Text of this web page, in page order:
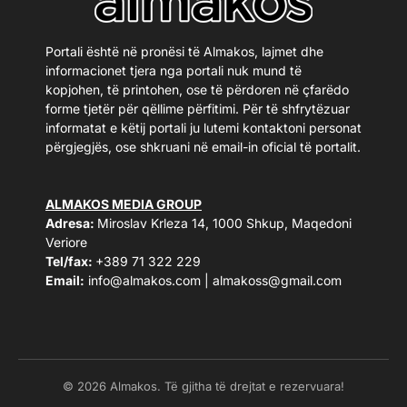
Portali është në pronësi të Almakos, lajmet dhe
informacionet tjera nga portali nuk mund të
kopjohen, të printohen, ose të përdoren në çfarëdo
forme tjetër për qëllime përfitimi. Për të shfrytëzuar
informatat e këtij portali ju lutemi kontaktoni personat
përgjegjës, ose shkruani në email-in oficial të portalit.
ALMAKOS MEDIA GROUP
Adresa: Miroslav Krleza 14, 1000 Shkup, Maqedoni
Veriore
Tel/fax: +389 71 322 229
Email: info@almakos.com almakoss@gmail.com
© 2026 Almakos. Të gjitha të drejtat e rezervuara!